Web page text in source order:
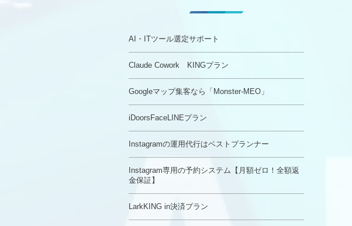
AI・ITツール選定サポート
Claude Cowork KINGプラン
Googleマップ集客なら「Monster-MEO」
iDoorsFaceLINEプラン
Instagramの運用代行はベストプランナー
Instagram専用の予約システム【月額ゼロ！全額返
金保証】
LarkKING in決済プラン